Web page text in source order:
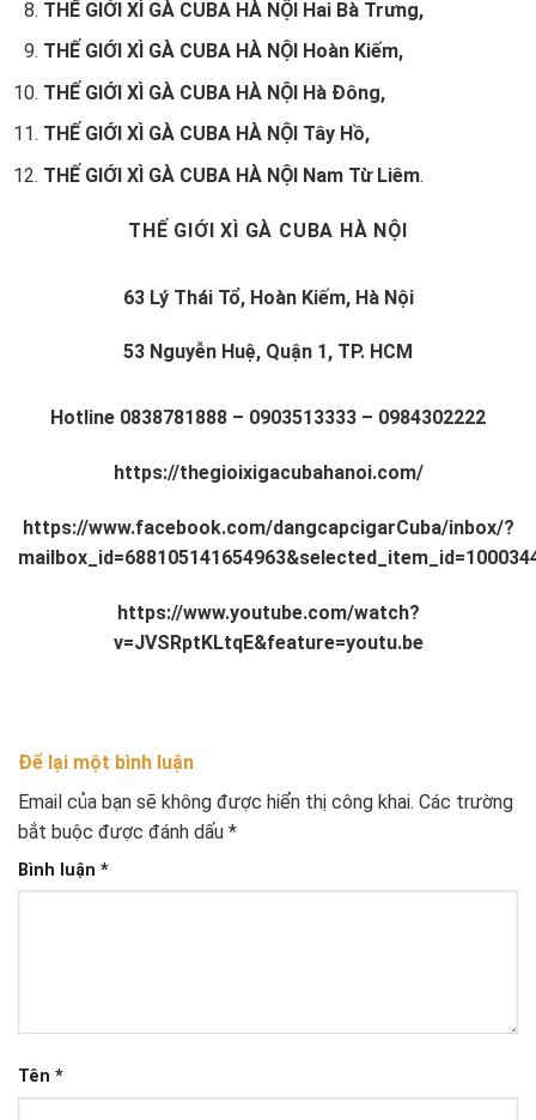
THẾ GIỚI XÌ GÀ CUBA HÀ NỘI Hai Bà Trưng,
THẾ GIỚI XÌ GÀ CUBA HÀ NỘI Hoàn Kiếm,
THẾ GIỚI XÌ GÀ CUBA HÀ NỘI Hà Đông,
THẾ GIỚI XÌ GÀ CUBA HÀ NỘI Tây Hồ,
THẾ GIỚI XÌ GÀ CUBA HÀ NỘI Nam Từ Liêm.
THẾ GIỚI XÌ GÀ CUBA HÀ NỘI
63 Lý Thái Tổ, Hoàn Kiếm, Hà Nội
53 Nguyễn Huệ, Quận 1, TP. HCM
Hotline 0838781888 – 0903513333 – 0984302222
https://thegioixigacubahanoi.com/
https://www.facebook.com/dangcapcigarCuba/inbox/?
https://www.youtube.com/watch?
v=JVSRptKLtqE&feature=youtu.be
Để lại một bình luận
Email của bạn sẽ không được hiển thị công khai. Các trường
bắt buộc được đánh dấu *
Bình luận *
Tên *